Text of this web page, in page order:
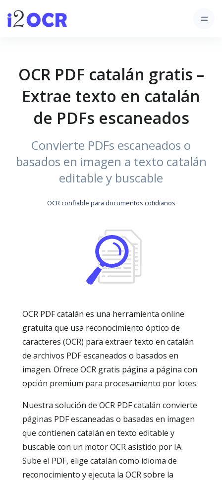
OCR PDF catalán gratis –
Extrae texto en catalán
de PDFs escaneados
Convierte PDFs escaneados o
basados en imagen a texto catalán
editable y buscable
OCR confiable para documentos cotidianos
OCR PDF catalán es una herramienta online
gratuita que usa reconocimiento óptico de
caracteres (OCR) para extraer texto en catalán
de archivos PDF escaneados o basados en
imagen. Ofrece OCR gratis página a página con
opción premium para procesamiento por lotes.
Nuestra solución de OCR PDF catalán convierte
páginas PDF escaneadas o basadas en imagen
que contienen catalán en texto editable y
buscable con un motor OCR asistido por IA.
Sube el PDF, elige catalán como idioma de
reconocimiento y ejecuta la OCR sobre la